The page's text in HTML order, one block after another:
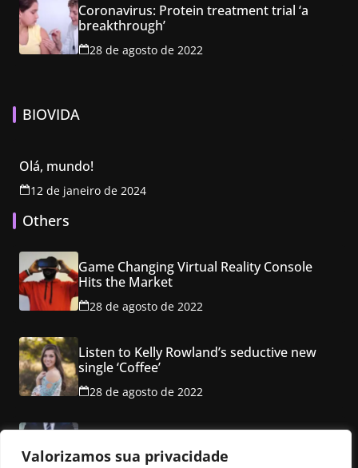
Valorizamos sua privacidade
Coronavirus: Protein treatment trial ‘a
breakthrough’
28 de agosto de 2022
BIOVIDA
Olá, mundo!
12 de janeiro de 2024
Others
Game Changing Virtual Reality Console
Hits the Market
28 de agosto de 2022
Listen to Kelly Rowland’s seductive new
single ‘Coffee’
28 de agosto de 2022
level mansion